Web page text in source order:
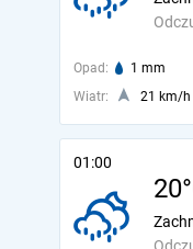
Opad: 1 mm
Wiatr:
21 km/h
01:00